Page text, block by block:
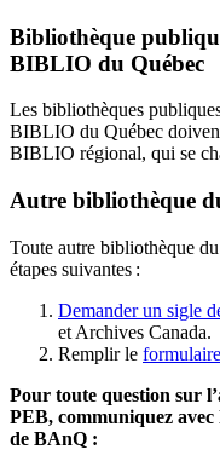
Bibliothèque
BIBLIO du Québec
Les bibliothèques
BIBLIO du Québec
BIBLIO régional, qui se
Autre bibliothèque
Toute autre bibliothèque
étapes suivantes :
Demander un sigle
et Archives Canada.
Remplir le f
Pour toute question sur
PEB, communiquez
de BAnQ :